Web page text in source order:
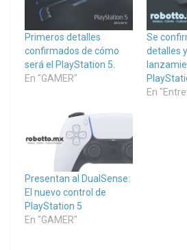
Primeros detalles
confirmados de cómo
será el PlayStation 5.
En "GAMER"
Se
detalles
En
Presentan al DualSense:
El nuevo control de
PlayStation 5
En "GAMER"